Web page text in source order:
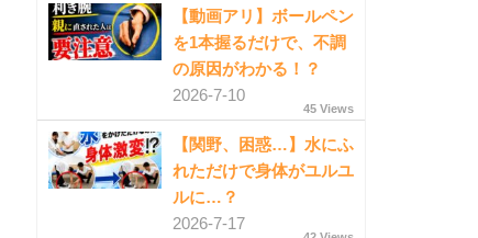
【動画アリ】ボールペン
を1本握るだけで、不調
の原因がわかる！？
2026-7-10
45 Views
【関野、困惑…】水にふ
れただけで身体がユルユ
ルに…？
2026-7-17